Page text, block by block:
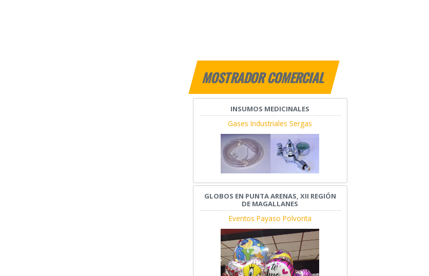
MOSTRADOR COMERCIAL
INSUMOS MEDICINALES
Gases Industriales Sergas
GLOBOS EN PUNTA ARENAS, XII REGIÓN
DE MAGALLANES
Eventos Payaso Polvorita